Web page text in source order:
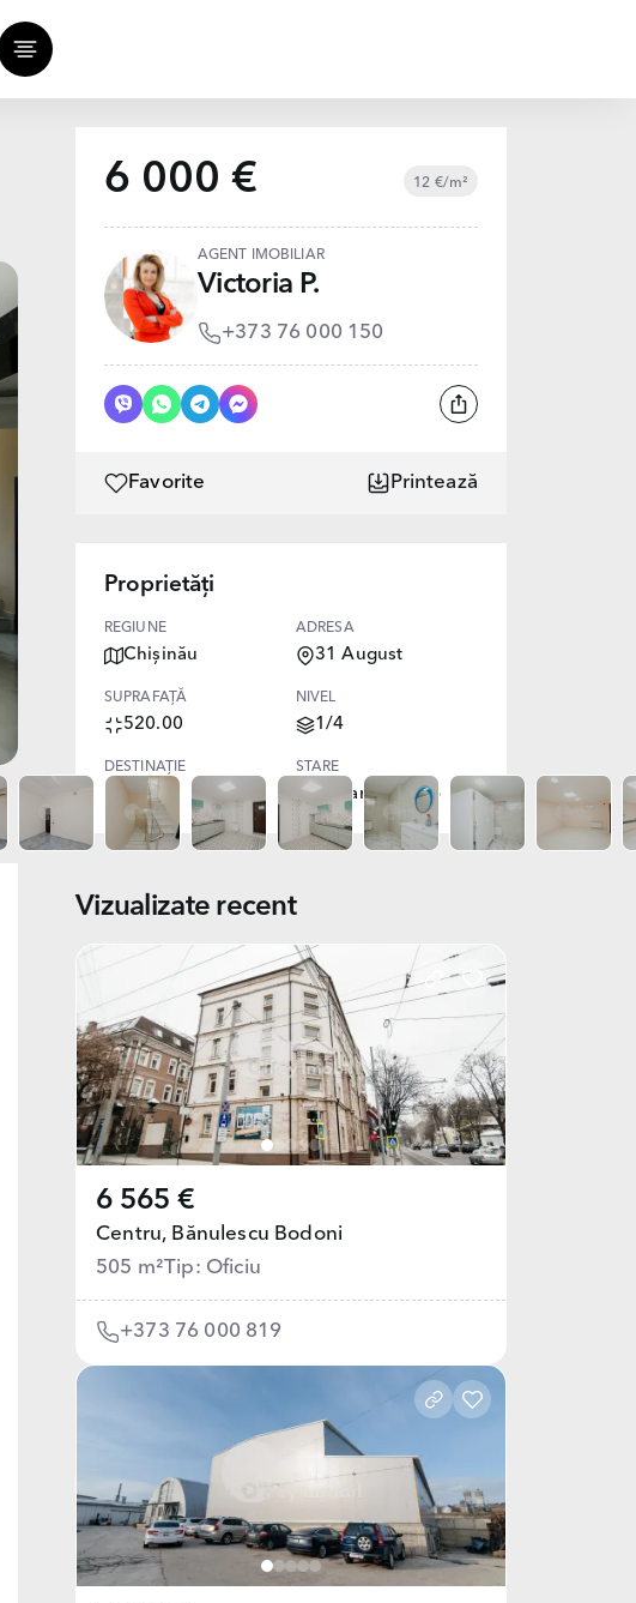
6 000 € 12 €/m²
AGENT IMOBILIAR
Victoria P.
+373 76 000 150
Favorite Printează
Proprietăți
REGIUNE
Chișinău
ADRESA
31 August
SUPRAFAȚĂ
520.00
NIVEL
1/4
DESTINAȚIE
Oficiu
STARE
Reparație euro
Vizualizate recent
6 565 €
Centru, Bănulescu Bodoni
505 m²Tip: Oficiu
+373 76 000 819